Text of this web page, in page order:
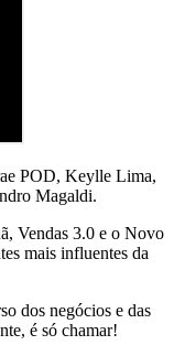
POD, Keylle Lima,
Magaldi.
Vendas 3.0 e o Novo
mais influentes da
dos negócios e das
é só chamar!